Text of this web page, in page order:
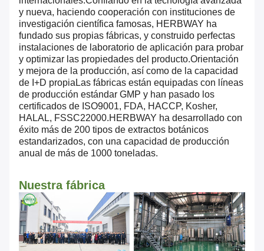
y nueva, haciendo cooperación con instituciones de
investigación científica famosas, HERBWAY ha
fundado sus propias fábricas, y construido perfectas
instalaciones de laboratorio de aplicación para probar
y optimizar las propiedades del producto.Orientación
y mejora de la producción, así como de la capacidad
de I+D propiaLas fábricas están equipadas con líneas
de producción estándar GMP y han pasado los
certificados de ISO9001, FDA, HACCP, Kosher,
HALAL, FSSC22000.HERBWAY ha desarrollado con
éxito más de 200 tipos de extractos botánicos
estandarizados, con una capacidad de producción
anual de más de 1000 toneladas.
Nuestra fábrica